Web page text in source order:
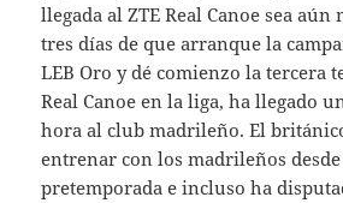
llegada al ZTE Real Canoe sea
tres días de que arranque la
LEB Oro y dé comienzo la tercera
Real Canoe en la liga, ha llegado
hora al club madrileño. El
entrenar con los madrileños
pretemporada e incluso ha